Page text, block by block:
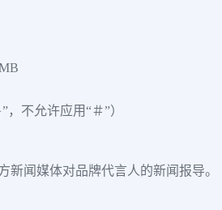
不允许应用“＃”）
闻媒体对品牌代言人的新闻报导。